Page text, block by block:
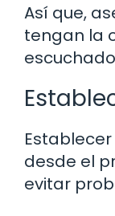
Así que,
tengan la
desde el
evitar